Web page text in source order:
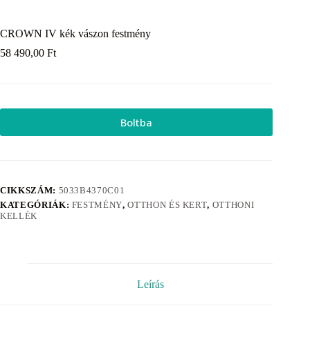
CROWN IV kék vászon festmény
58 490,00 Ft
Boltba
CIKKSZÁM: 5033B4370C01
KATEGÓRIÁK: FESTMÉNY,OTTHON ÉS KERT, OTTHONI
KELLÉK
Leírás